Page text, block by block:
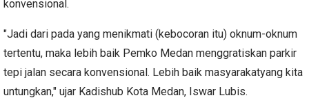
konvensional.
"Jadi dari pada yang menikmati (kebocoran itu) oknum-oknum
tertentu, maka lebih baik Pemko Medan menggratiskan parkir
tepi jalan secara konvensional. Lebih baik masyarakatyang kita
untungkan," ujar Kadishub Kota Medan, Iswar Lubis.